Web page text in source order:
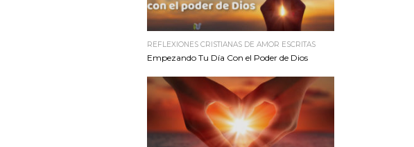
REFLEXIONES CRISTIANAS DE AMOR ESCRITAS
Empezando Tu Día Con el Poder de Dios